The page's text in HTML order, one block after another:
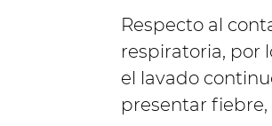
Respecto al
respiratoria, por
el lavado
presentar fiebre,